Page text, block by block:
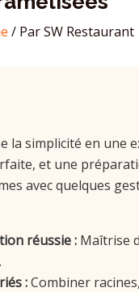
/ ParSW Restaurant
la simplicité en une
et une
avec quelques
réussie :Maîtrise
:Combiner